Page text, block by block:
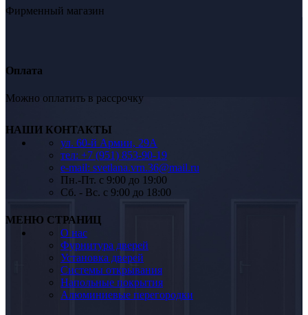
Фирменный магазин
Оплата
Можно оплатить в рассрочку
НАШИ КОНТАКТЫ
ул. 60-й Армии, 29А
тел: +7 (951) 853-90-19
e-mail: svetlana.vrn.36@mail.ru
Пн.-Пт. c 9:00 до 19:00
Сб. - Вс. c 9:00 до 18:00
МЕНЮ СТРАНИЦ
О нас
Фурнитура дверей
Установка дверей
Системы открывания
Напольные покрытия
Алюминиевые перегородки